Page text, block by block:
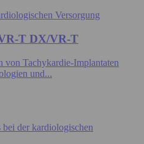
Versorgung
T DX/VR-T
von Tachykardie-Implantaten
und...
bei der kardiologischen